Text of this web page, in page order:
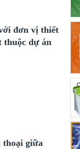
đơn vị thiết
thuộc dự án
giữa